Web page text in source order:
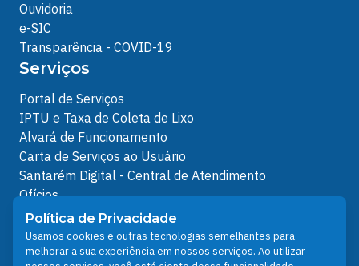
Ouvidoria
e-SIC
Transparência - COVID-19
Serviços
Portal de Serviços
IPTU e Taxa de Coleta de Lixo
Alvará de Funcionamento
Carta de Serviços ao Usuário
Santarém Digital - Central de Atendimento
Ofícios
Protocolos Servidor
Protocolos
Análises de Projetos
Política de Privacidade
Usamos cookies e outras tecnologias semelhantes para
melhorar a sua experiência em nossos serviços. Ao utilizar